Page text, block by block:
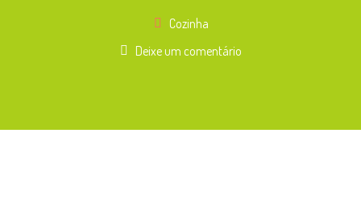
Cozinha
Deixe um comentário